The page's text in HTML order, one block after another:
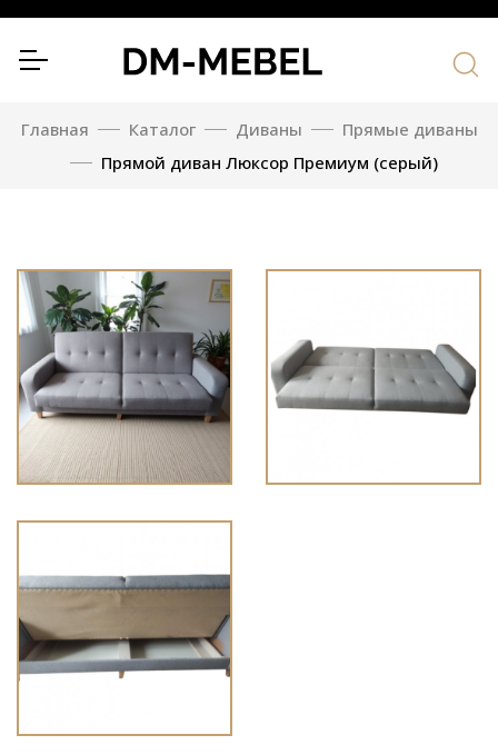
Главная Каталог Диваны
Прямые диваны
Прямой диван Люксор Премиум (серый)